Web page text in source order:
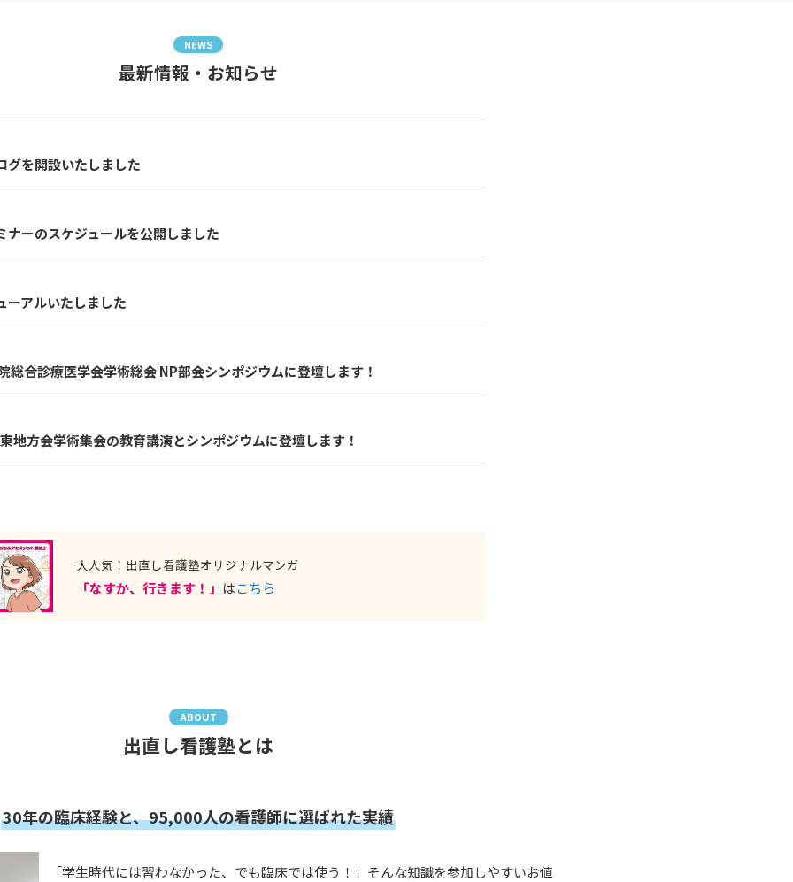
NEWS
最新情報・お知らせ
グを開設いたしました
ナーのスケジュールを公開しました
ーアルいたしました
総合診療医学会学術総会 NP部会シンポジウムに登壇します！
地方会学術集会の教育講演とシンポジウムに登壇します！
大人気！出直し看護塾オリジナルマンガ
「なすか、行きます！」 はこちら
ABOUT
出直し看護塾とは
30年の臨床経験と、95,000人の看護師に選ばれた実績
「学生時代には習わなかった、でも臨床では使う！」そんな知識を参加しやすいお値